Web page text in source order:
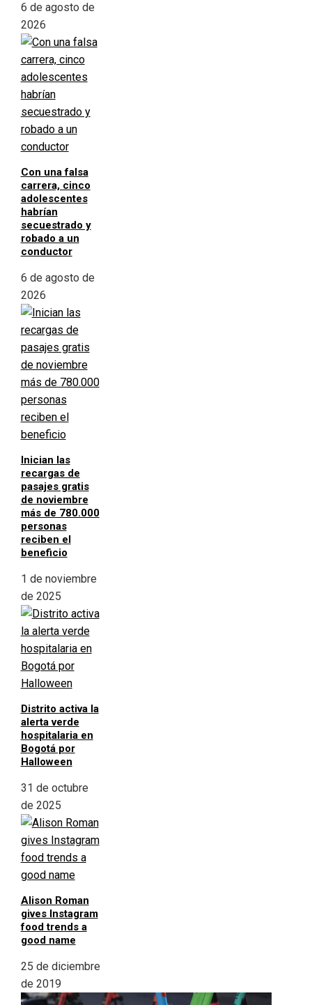
6 de agosto de
2026
Con una falsa
carrera, cinco
adolescentes
habrían
secuestrado y
robado a un
conductor
6 de agosto de
2026
Inician las
recargas de
pasajes gratis
de noviembre
más de 780.000
personas
reciben el
beneficio
1 de noviembre
de 2025
Distrito activa la
alerta verde
hospitalaria en
Bogotá por
Halloween
31 de octubre
de 2025
Alison Roman
gives Instagram
food trends a
good name
25 de diciembre
de 2019